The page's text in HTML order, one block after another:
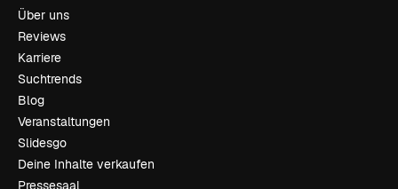
Über uns
Reviews
Karriere
Suchtrends
Blog
Veranstaltungen
Slidesgo
Deine Inhalte verkaufen
Pressesaal